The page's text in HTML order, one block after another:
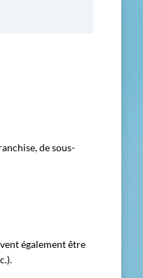
de sous-
également être